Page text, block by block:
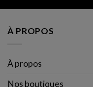
À PROPOS
À propos
Nos boutiques